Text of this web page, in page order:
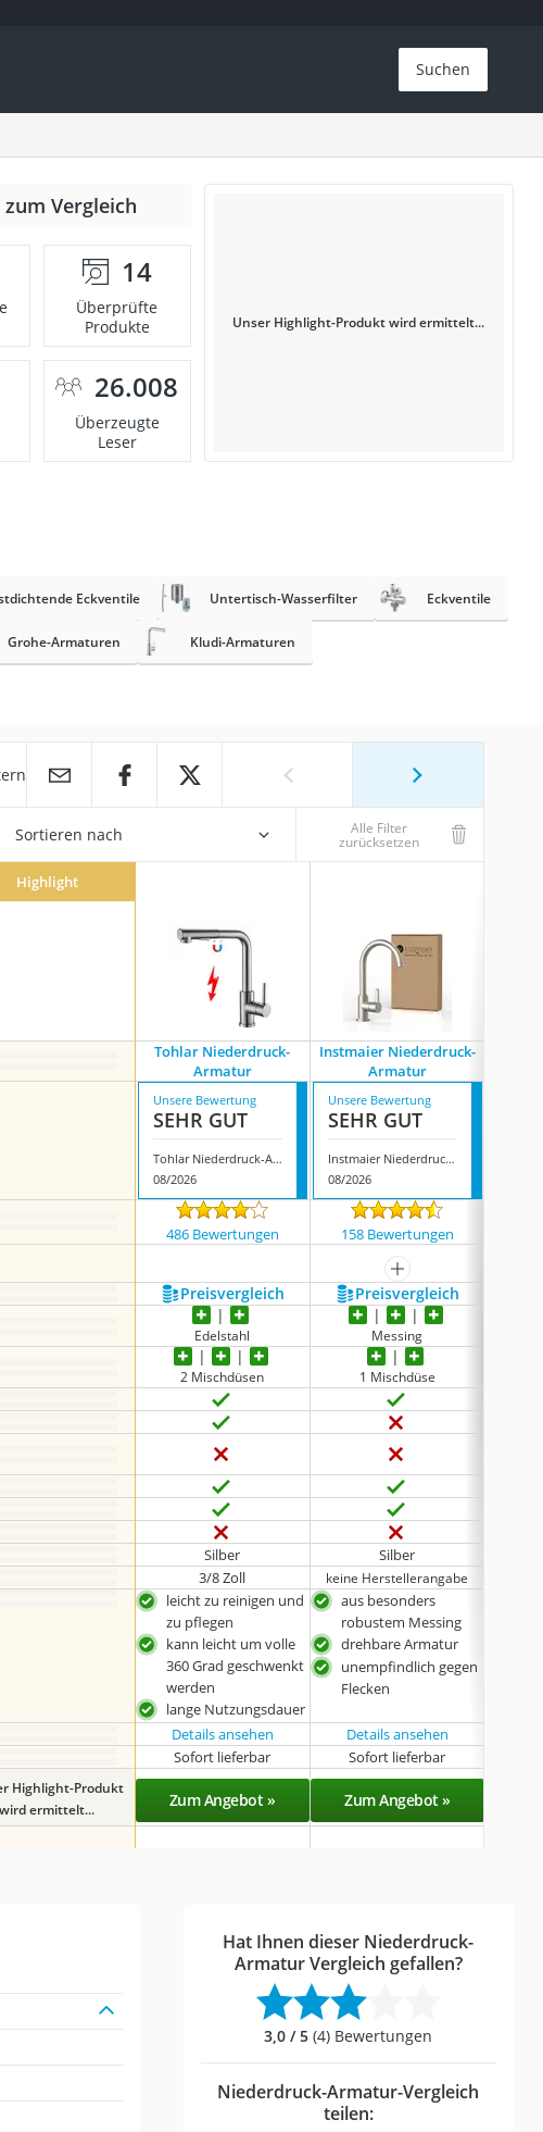
Suchen
zum Vergleich
14
Überprüfte
Produkte
26.008
Überzeugte
Leser
Unser Highlight-Produkt wird ermittelt...
Eckventile Untertisch-Wasserfilter Eckventile
Grohe-Armaturen Kludi-Armaturen
Sortieren nach Alle Filter
zurücksetzen
Highlight
Tohlar Niederdruck-
Armatur
Instmaier Niederdruck-
Armatur
Unsere Bewertung
SEHR GUT
Tohlar Niederdruck-Armatur
08/2026
Unsere Bewertung
SEHR GUT
Instmaier Niederdruck-Armatur
08/2026
486 Bewertungen 158 Bewertungen
mehr anzeigen
Preis­vergleich Preis­vergleich
‎Edelstahl Messing
2 Mischdüsen 1 Mischdüse
Silber
Silber
3/8 Zoll keine Herstellerangabe
leicht zu reinigen und
zu pflegen
kann leicht um volle
360 Grad geschwenkt
werden
lange Nutzungsdauer
aus besonders
robustem Messing
drehbare Armatur
unempfindlich gegen
Flecken
Details ansehen Details ansehen
Sofort lieferbar Sofort lieferbar
Highlight-Produkt
wird ermittelt...
Zum Angebot » Zum Angebot »
Hat Ihnen dieser Niederdruck-
Armatur Vergleich gefallen?
3,0 / 5 (4) Bewertungen
Niederdruck-Armatur-Vergleich
teilen: